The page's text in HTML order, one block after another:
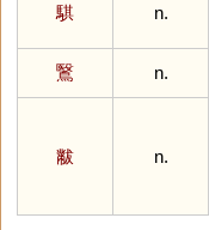
騏 n.
鷖
n.
黻 n.